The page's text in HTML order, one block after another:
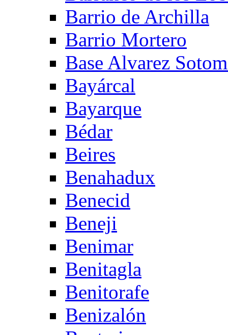
Barrio de Archilla
Barrio Mortero
Base Alvarez
Bayárcal
Bayarque
Bédar
Beires
Benahadux
Benecid
Beneji
Benimar
Benitagla
Benitorafe
Benizalón